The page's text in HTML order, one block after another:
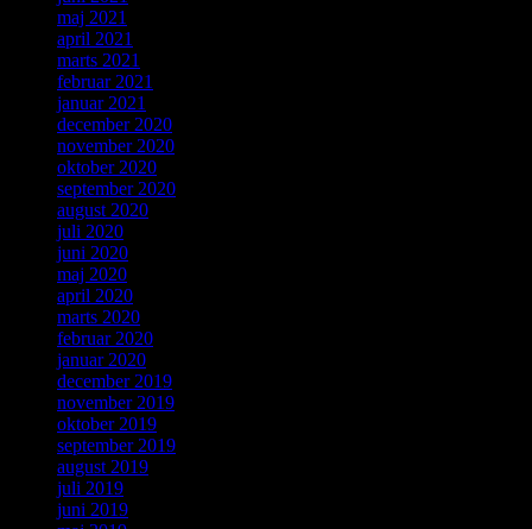
maj 2021
april 2021
marts 2021
februar 2021
januar 2021
december 2020
november 2020
oktober 2020
september 2020
august 2020
juli 2020
juni 2020
maj 2020
april 2020
marts 2020
februar 2020
januar 2020
december 2019
november 2019
oktober 2019
september 2019
august 2019
juli 2019
juni 2019